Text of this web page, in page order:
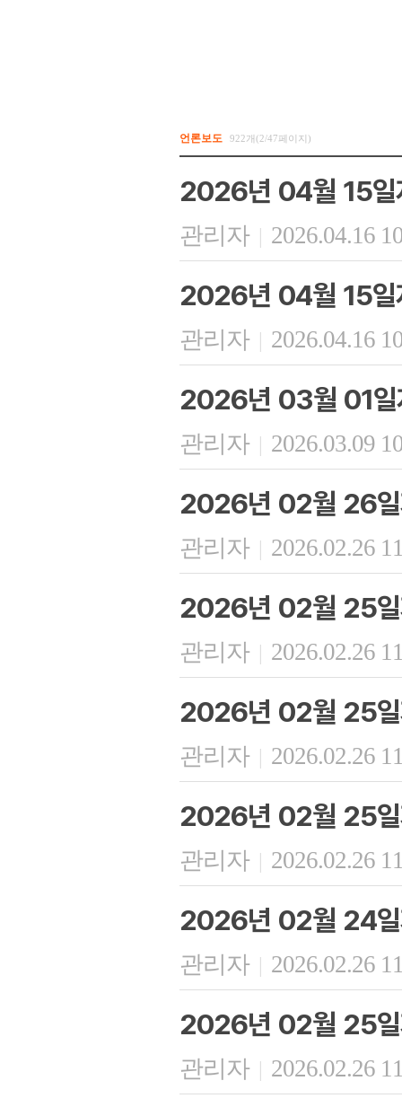
언론보도 922개(2/47페이지)
2026년 04월 15일
관리자 | 2026.04.16
2026년 04월 15일
관리자 | 2026.04.16
2026년 03월 01일
관리자 | 2026.03.09
2026년 02월 26일
관리자 | 2026.02.26
2026년 02월 25일
관리자 | 2026.02.26
2026년 02월 25일
관리자 | 2026.02.26
2026년 02월 25일
관리자 | 2026.02.26
2026년 02월 24일
관리자 | 2026.02.26
2026년 02월 25일
관리자 | 2026.02.26